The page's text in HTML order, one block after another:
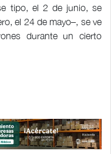
tipo, el 2 de junio, se
el 24 de mayo–, se ve
durante un cierto